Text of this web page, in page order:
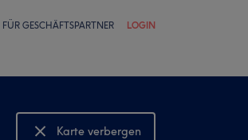
FÜR GESCHÄFTSPARTNER LOGIN
Karte verbergen